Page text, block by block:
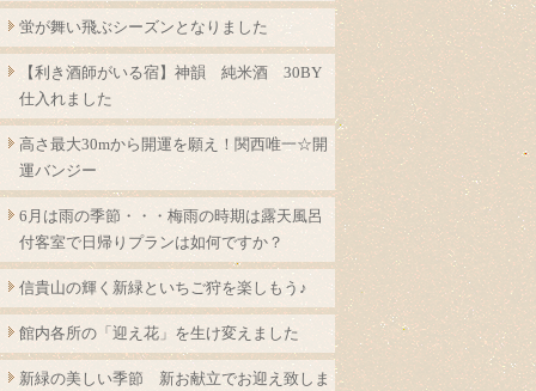
蛍が舞い飛ぶシーズンとなりました
【利き酒師がいる宿】神韻 純米酒 30BY
仕入れました
高さ最大30mから開運を願え！関西唯一☆開
運バンジー
6月は雨の季節・・・梅雨の時期は露天風呂
付客室で日帰りプランは如何ですか？
信貴山の輝く新緑といちご狩を楽しもう♪
館内各所の「迎え花」を生け変えました
新緑の美しい季節 新お献立でお迎え致しま